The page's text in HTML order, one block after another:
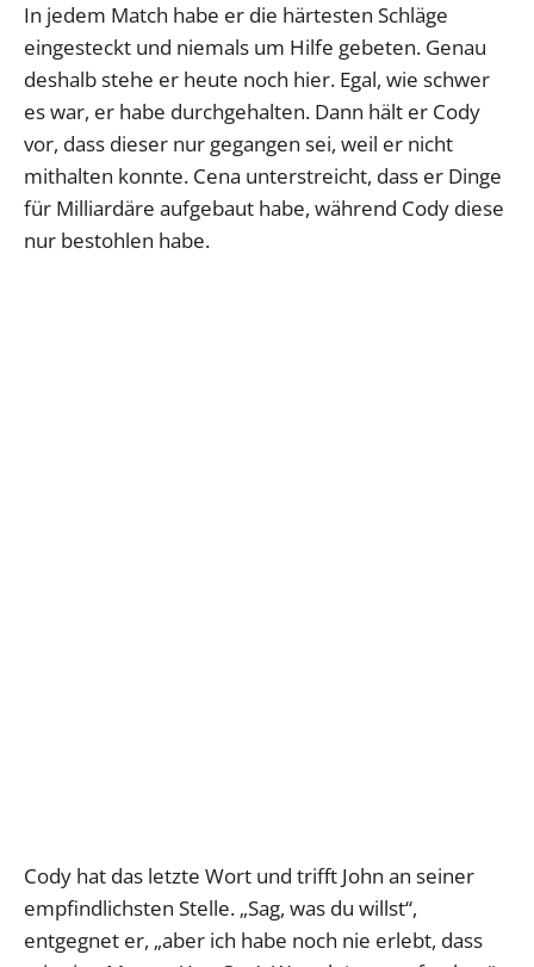
In jedem Match habe er die härtesten Schläge
eingesteckt und niemals um Hilfe gebeten. Genau
deshalb stehe er heute noch hier. Egal, wie schwer
es war, er habe durchgehalten. Dann hält er Cody
vor, dass dieser nur gegangen sei, weil er nicht
mithalten konnte. Cena unterstreicht, dass er Dinge
für Milliardäre aufgebaut habe, während Cody diese
nur bestohlen habe.
Cody hat das letzte Wort und trifft John an seiner
empfindlichsten Stelle. „Sag, was du willst“,
entgegnet er, „aber ich habe noch nie erlebt, dass